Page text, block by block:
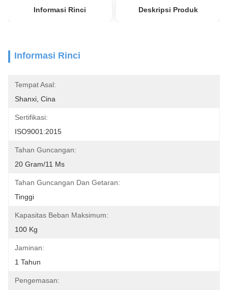
Informasi Rinci Deskripsi Produk
Informasi Rinci
Tempat Asal:
Shanxi, Cina
Sertifikasi:
ISO9001:2015
Tahan Guncangan:
20 Gram/11 Ms
Tahan Guncangan Dan Getaran:
Tinggi
Kapasitas Beban Maksimum:
100 Kg
Jaminan:
1 Tahun
Pengemasan: